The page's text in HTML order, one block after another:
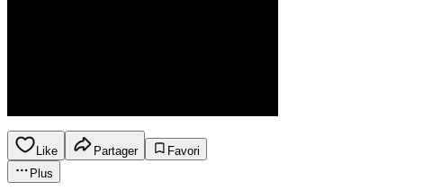
Like Partager
Favori
Plus